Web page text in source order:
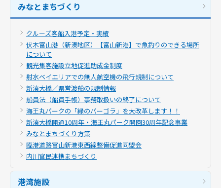
みなとまちづくり
クルーズ客船入港予定・実績
伏木富山港（新湊地区）【富山新港】で魚釣りのできる場所
について
観光集客施設立地促進助成金制度
射水ベイエリアでの無人航空機の飛行規制について
新湊大橋／県営渡船の規制情報
船員法（船員手帳）事務取扱いの終了について
海王丸パークの「緑のパーゴラ」を大改革します！！
新湊大橋開通10周年・海王丸パーク開園30周年記念事業
みなとまちづくり方策
臨港道路富山新港東西線整備促進同盟会
内川官民連携まちづくり
港湾施設